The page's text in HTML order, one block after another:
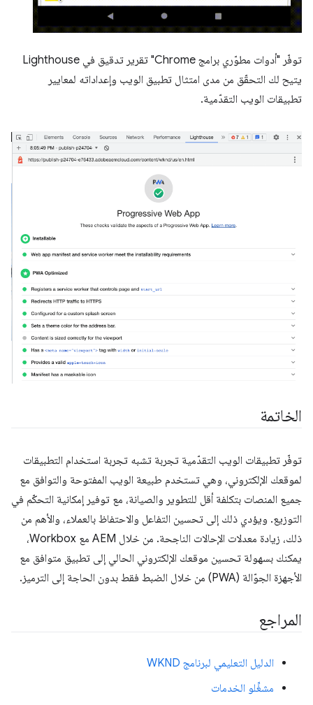
توفّر "أدوات مطوّري برامج Chrome" تقرير تدقيق في Lighthouse
يتيح لك التحقّق من مدى امتثال تطبيق الويب وإعداداته لمعايير
تطبيقات الويب التقدّمية.
الخاتمة
توفّر تطبيقات الويب التقدّمية تجربة تشبه تجربة استخدام التطبيقات
لموقعك الإلكتروني، وهي تستخدم طبيعة الويب المفتوحة والتوافق مع
جميع المنصات بتكلفة أقل للتطوير والصيانة، مع توفير إمكانية التحكّم في
التوزيع. ويؤدي ذلك إلى تحسين التفاعل والاحتفاظ بالعملاء، والأهم من
ذلك، زيادة معدلات الإحالات الناجحة. من خلال AEM مع Workbox،
يمكنك بسهولة تحسين موقعك الإلكتروني الحالي إلى تطبيق متوافق مع
الأجهزة الجوّالة (PWA) من خلال الضبط فقط بدون الحاجة إلى الترميز.
المراجع
الدليل التعليمي لبرنامج WKND
مشغِّلو الخدمات